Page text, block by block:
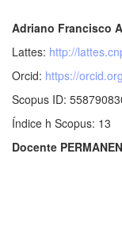
Adriano Francisco
Lattes: http://
Orcid: https://
Scopus ID:
Índice h Scopus: 13
Docente